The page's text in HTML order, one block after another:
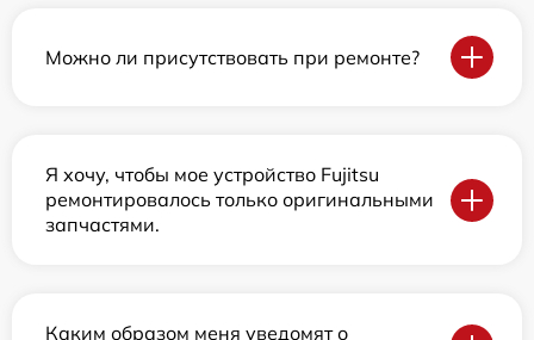
Можно ли присутствовать при ремонте?
Я хочу, чтобы мое устройство Fujitsu
ремонтировалось только оригинальными
запчастями.
Каким образом меня уведомят о